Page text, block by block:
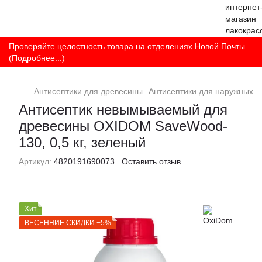
Проверяйте целостность товара на отделениях Новой Почты
(Подробнее...)
Антисептики для древесины Антисептики для наружных
Антисептик невымываемый для
древесины OXIDOM SaveWood-
130, 0,5 кг, зеленый
Артикул: 4820191690073 Оставить отзыв
Хит
ВЕСЕННИЕ СКИДКИ −5%